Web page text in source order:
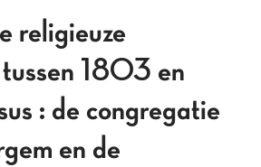
religieuze
1803 en
: de congregatie
en de